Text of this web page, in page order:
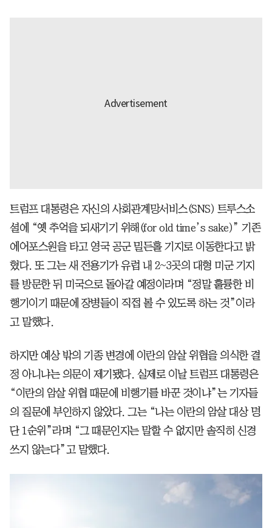
트럼프 대통령은 자신의 사회관계망서비스(SNS) 트루스소
셜에 “옛 추억을 되새기기 위해(for old time’s sake)” 기존
에어포스원을 타고 영국 공군 밀든홀 기지로 이동한다고 밝
혔다. 또 그는 새 전용기가 유럽 내 2~3곳의 대형 미군 기지
를 방문한 뒤 미국으로 돌아갈 예정이라며 “정말 훌륭한 비
행기이기 때문에 장병들이 직접 볼 수 있도록 하는 것”이라
고 말했다.
하지만 예상 밖의 기종 변경에 이란의 암살 위협을 의식한 결
정 아니냐는 의문이 제기됐다. 실제로 이날 트럼프 대통령은
“이란의 암살 위협 때문에 비행기를 바꾼 것이냐”는 기자들
의 질문에 부인하지 않았다. 그는 “나는 이란의 암살 대상 명
단 1순위”라며 “그 때문인지는 말할 수 없지만 솔직히 신경
쓰지 않는다”고 말했다.